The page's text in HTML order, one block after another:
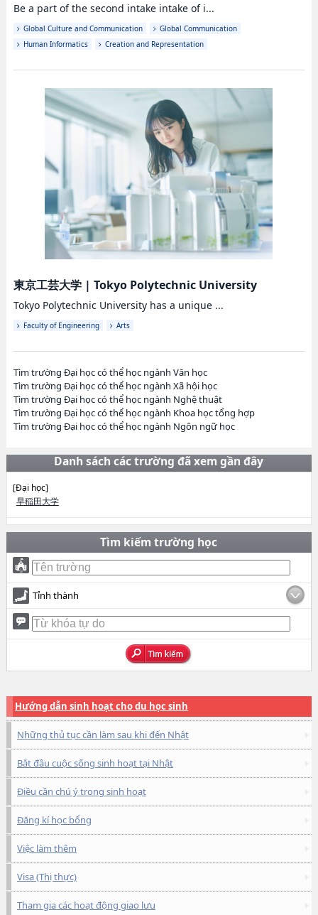
Be a part of the second intake intake of i...
Global Culture and Communication
Global Communication
Human Informatics
Creation and Representation
東京工芸大学| Tokyo Polytechnic University
Tokyo Polytechnic University has a unique ...
Faculty of Engineering Arts
Tìm trường Đại học có thể học ngành Văn học
Tìm trường Đại học có thể học ngành Xã hội học
Tìm trường Đại học có thể học ngành Nghệ thuật
Tìm trường Đại học có thể học ngành Khoa học tổng hợp
Tìm trường Đại học có thể học ngành Ngôn ngữ học
Danh sách các trường đã xem gần đây
[Đại học]
早稲田大学
Tìm kiếm trường học
Tỉnh thành
Hướng dẫn sinh hoạt cho du học sinh
Những thủ tục cần làm sau khi đến Nhật
Bắt đầu cuộc sống sinh hoạt tại Nhật
Điều cần chú ý trong sinh hoạt
Đăng kí học bổng
Việc làm thêm
Visa (Thị thực)
Tham gia các hoạt động giao lưu